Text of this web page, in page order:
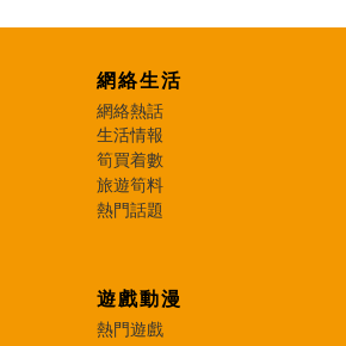
網絡生活
網絡熱話
生活情報
筍買着數
旅遊筍料
熱門話題
遊戲動漫
熱門遊戲